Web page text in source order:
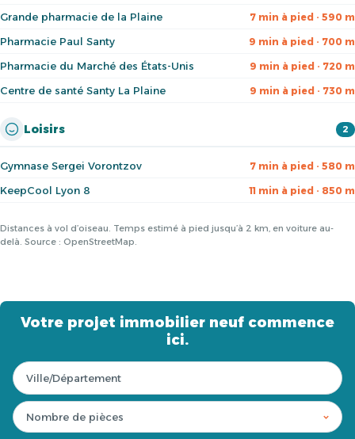
Grande pharmacie de la Plaine 7 min à pied · 590 m
Pharmacie Paul Santy 9 min à pied · 700 m
Pharmacie du Marché des États-Unis 9 min à pied · 720 m
Centre de santé Santy La Plaine 9 min à pied · 730 m
Loisirs 2
Gymnase Sergei Vorontzov 7 min à pied · 580 m
KeepCool Lyon 8 11 min à pied · 850 m
Distances à vol d’oiseau. Temps estimé à pied jusqu’à 2 km, en voiture au-
delà. Source : OpenStreetMap.
Votre projet immobilier neuf commence
ici.